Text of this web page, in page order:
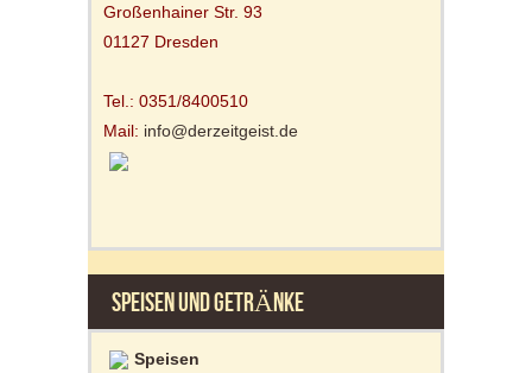
Großenhainer Str. 93
01127 Dresden
Tel.: 0351/8400510
Mail: info@derzeitgeist.de
SPEISEN UND GETRÄNKE
Speisen